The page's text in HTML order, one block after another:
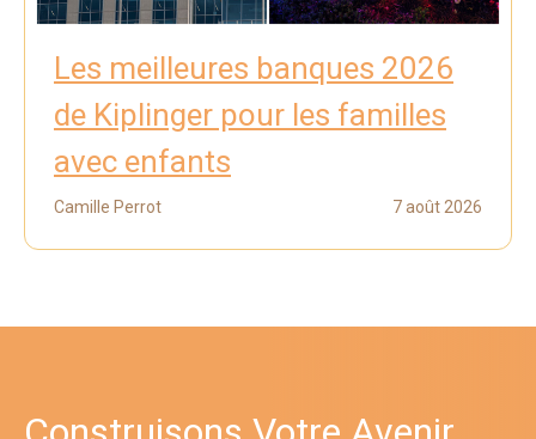
Les meilleures banques 2026
de Kiplinger pour les familles
avec enfants
Camille Perrot 7 août 2026